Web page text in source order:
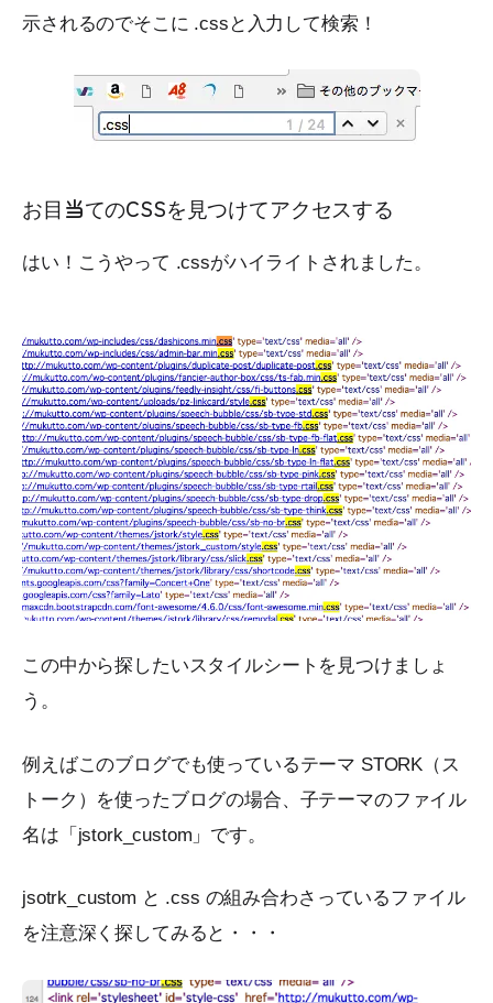
示されるのでそこに .cssと入力して検索！
お目当てのCSSを見つけてアクセスする
はい！こうやって .cssがハイライトされました。
この中から探したいスタイルシートを見つけましょ
う。
例えばこのブログでも使っているテーマ STORK（ス
トーク）を使ったブログの場合、子テーマのファイル
名は「jstork_custom」です。
jsotrk_custom と .css の組み合わさっているファイル
を注意深く探してみると・・・